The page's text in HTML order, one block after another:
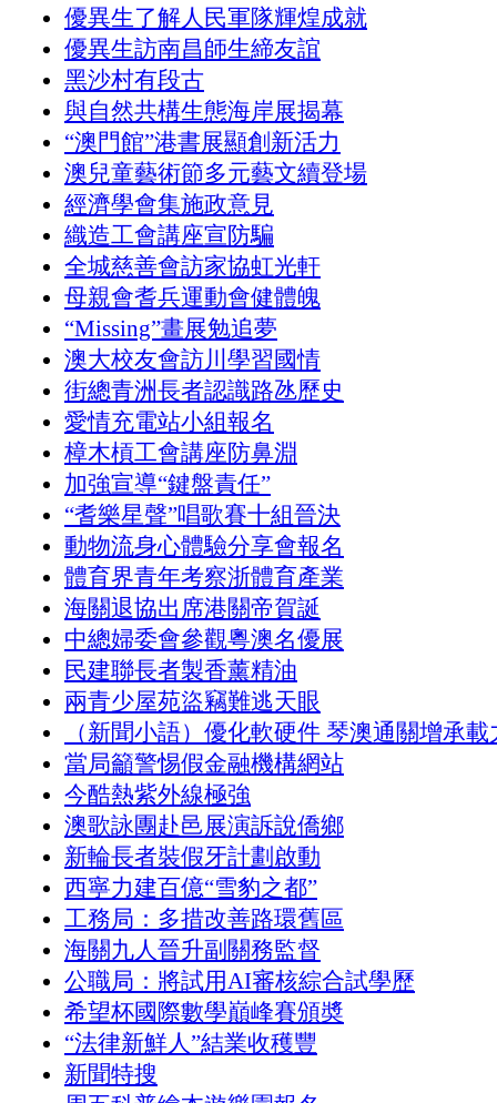
優異生了解人民軍隊輝煌成就
優異生訪南昌師生締友誼
黑沙村有段古
與自然共構生態海岸展揭幕
“澳門館”港書展顯創新活力
澳兒童藝術節多元藝文續登場
經濟學會集施政意見
織造工會講座宣防騙
全城慈善會訪家協虹光軒
母親會耆兵運動會健體魄
“Missing”畫展勉追夢
澳大校友會訪川學習國情
街總青洲長者認識路氹歷史
愛情充電站小組報名
樟木槓工會講座防鼻淵
加強宣導“鍵盤責任”
“耆樂星聲”唱歌賽十組晉決
動物流身心體驗分享會報名
體育界青年考察浙體育產業
海關退協出席港關帝賀誕
中總婦委會參觀粵澳名優展
民建聯長者製香薰精油
兩青少屋苑盜竊難逃天眼
（新聞小語）優化軟硬件 琴澳通關增承載
當局籲警惕假金融機構網站
今酷熱紫外線極強
澳歌詠團赴邑展演訴說僑鄉
新輪長者裝假牙計劃啟動
西寧力建百億“雪豹之都”
工務局：多措改善路環舊區
海關九人晉升副關務監督
公職局：將試用AI審核綜合試學歷
希望杯國際數學巔峰賽頒奬
“法律新鮮人”結業收穫豐
新聞特搜